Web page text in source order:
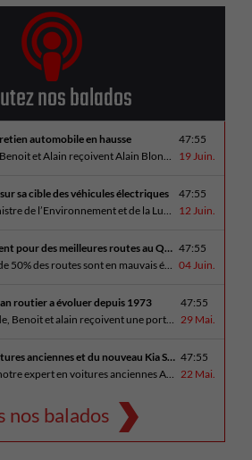
nos balados
automobile en hausse
Cette semaine, Benoit et Alain reçoivent Alain Blondeau, propriétaire d’un atelier mécanique qui parle de la nouvelle réalité des coûts d’entretien en automobile. En essai routier, Alain a cinq propositions estivales et Benoit a pris la route avec une BMW i4 M60 pour ce dernier épisode de la saison. Bon été à tous!
47:55
19 Juin.
sa cible des véhicules électriques
La nouvelle ministre de l’Environnement et de la Lutte contre les changements climatiques, Pascale Déry, doit confirmer que les VZE représenteront désormais 80% des ventes de véhicules neufs en 2035. Benoit et Alain en discutent avec Daniel Breton. Ils reçoivent également Bertrand Godin, qui parle d’Élégance Trois-Rivières. En essai routier Alain a roulé le Mitsubishi [...]
47:55
12 Juin.
Un regroupement pour des meilleures routes au Québec
Alors que plus de 50% des routes sont en mauvais état, le regroupement pour des meilleures routes au Québec voit le jour. Dans cet épisode, Benoit et Alain discutent avec Me Caroline Amireault, directrice générale de l’Association des constructeurs de routes et grands travaux du Québec. En essai routier Alain prend la route avec le [...]
47:55
04 Juin.
routier a évoluer depuis 1973
Pour cet épisode, Benoit et alain reçoivent une porte parole de la SAAQ, Geneviève Côté, qui parle de l’actuelle campagne publicitaire au sujet du bilan routier et des gestes concrets pour diminuer les décès sur nos routes. On parle aussi au président de Lexus Canada, Martin Gilbert, de la nouvelle Lexus ES. En essai routier, [...]
47:55
29 Mai.
On parle de voitures anciennes et du nouveau Kia Seltos 2027
Cette semaine notre expert en voitures anciennes André Fitzback vient donner des trucs pour ne pas perdre ses enjoliveurs sur nos vieilles voitures. Benoit revient de la Corée du Sud et nous offre un essai exclusif du Kia Seltos 2027 qui arrive plus tard cet été et Alain a fait l’essai du Toyota Tundra hybride.
47:55
22 Mai.
nos balados